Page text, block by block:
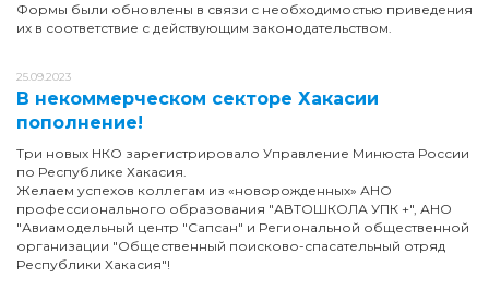
Формы были обновлены в связи с необходимостью приведения
их в соответствие с действующим законодательством.
25.09.2023
В некоммерческом секторе Хакасии
пополнение!
Три новых НКО зарегистрировало Управление Минюста России
по Республике Хакасия.
Желаем успехов коллегам из «новорожденных» АНО
профессионального образования "АВТОШКОЛА УПК +", АНО
"Авиамодельный центр "Сапсан" и Региональной общественной
организации "Общественный поисково-спасательный отряд
Республики Хакасия"!